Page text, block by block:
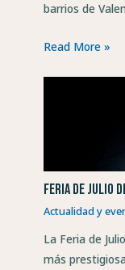
barrios de
Read More »
Feria de Julio
Actualidad y
La Feria de
más